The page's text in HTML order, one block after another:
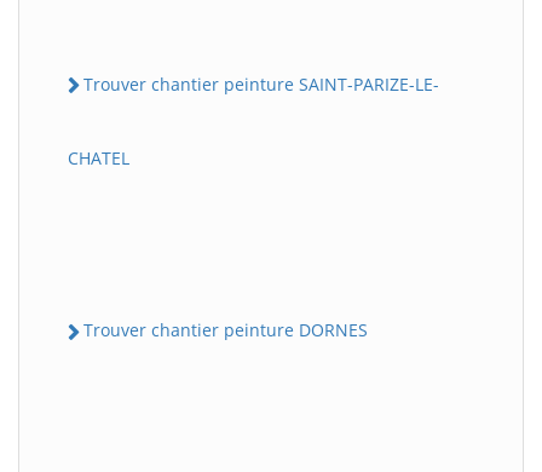
Trouver chantier peinture SAINT-PARIZE-LE-
CHATEL
Trouver chantier peinture DORNES